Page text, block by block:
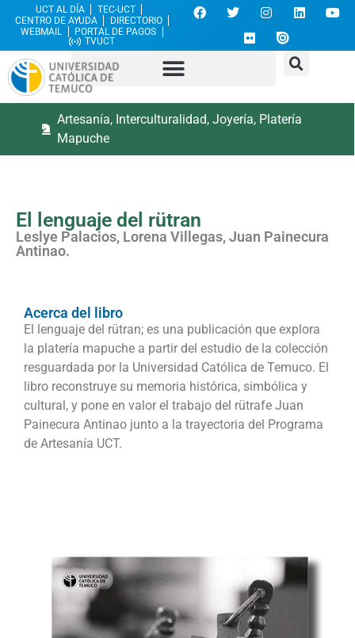
UCT AL DÍA
TEC-UCT
CENTRO DE AYUDA
DIRECTORIO
WEBMAIL
PORTAL DE PAGOS
TVUCT
Artesanía, Interculturalidad, Joyería, Platería
Mapuche
El lenguaje del rütran
Leslye Palacios, Lorena Villegas, Juan Painecura
Antinao.
Acerca del libro
El lenguaje del rütran; es una publicación que explora
la platería mapuche a partir del estudio de la colección
resguardada por la Universidad Católica de Temuco. El
libro reconstruye su memoria histórica, simbólica y
cultural, y pone en valor el trabajo del rütrafe Juan
Painecura Antinao junto a la trayectoria del Programa
de Artesanía UCT.